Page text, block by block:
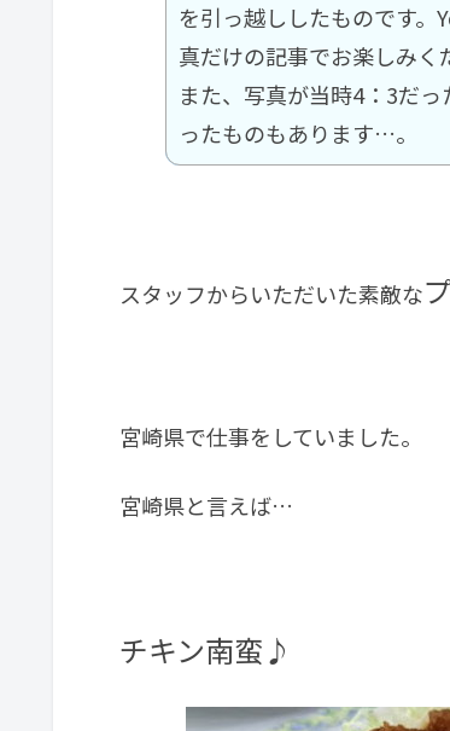
を引っ越ししたものです
真だけの記事でお楽しみく
また、写真が当時4：3だ
ったものもあります…。
スタッフからいただいた素敵な
宮崎県で仕事をしていました。
宮崎県と言えば…
チキン南蛮♪